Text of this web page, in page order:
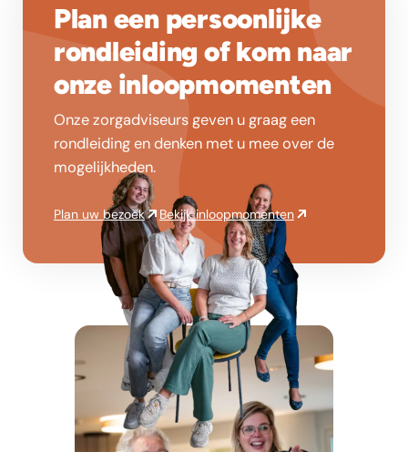
Plan een persoonlijke
rondleiding of kom naar
onze inloopmomenten
Onze zorgadviseurs geven u graag een
rondleiding en denken met u mee over de
mogelijkheden.
Plan uw bezoek Bekijk inloopmomenten